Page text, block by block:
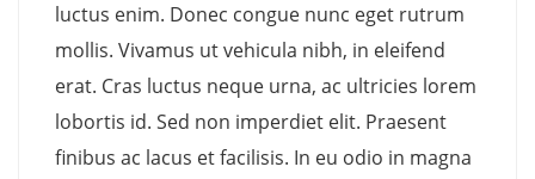
luctus enim. Donec congue nunc eget rutrum
mollis. Vivamus ut vehicula nibh, in eleifend
erat. Cras luctus neque urna, ac ultricies lorem
lobortis id. Sed non imperdiet elit. Praesent
finibus ac lacus et facilisis. In eu odio in magna